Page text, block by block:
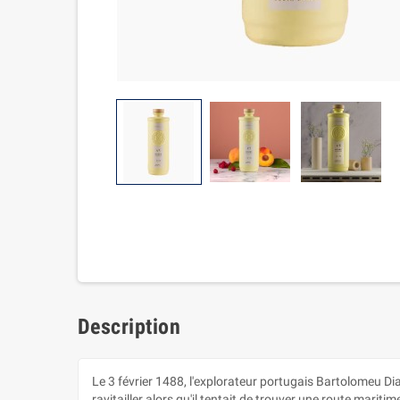
Description
Le 3 février 1488, l'explorateur portugais Bartolomeu